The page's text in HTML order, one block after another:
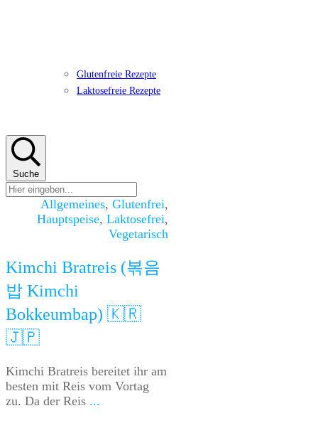
Glutenfreie Rezepte
Laktosefreie Rezepte
Suche
Allgemeines, Glutenfrei,
Hauptspeise, Laktosefrei,
Vegetarisch
Kimchi Bratreis (볶음
밥 Kimchi
Bokkeumbap) 🇰🇷
🇯🇵
Kimchi Bratreis bereitet ihr am
besten mit Reis vom Vortag
zu. Da der Reis ...